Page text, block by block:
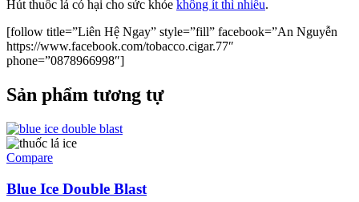
Hút thuốc lá có hại cho sức khỏe không ít thì nhiều.
[follow title=”Liên Hệ Ngay” style=”fill” facebook=”An Nguyễn
https://www.facebook.com/tobacco.cigar.77″
phone=”0878966998″]
Sản phẩm tương tự
Compare
Blue Ice Double Blast